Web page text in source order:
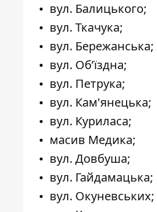
вул. Балицького;
вул. Ткачука;
вул. Бережанська;
вул. Об’їздна;
вул. Петрука;
вул. Кам'янецька;
вул. Куриласа;
масив Медика;
вул. Довбуша;
вул. Гайдамацька;
вул. Окуневських;